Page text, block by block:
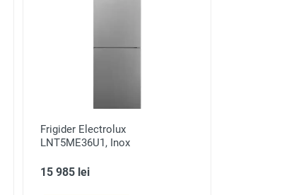
Frigider Electrolux
LNT5ME36U1, Inox
15 985 lei